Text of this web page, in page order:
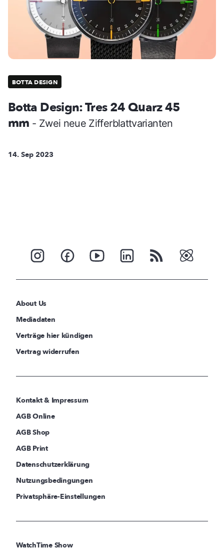
BOTTA DESIGN
Botta Design: Tres 24 Quarz 45
mm - Zwei neue Zifferblattvarianten
14. Sep 2023
About Us
Mediadaten
Verträge hier kündigen
Vertrag widerrufen
Kontakt & Impressum
AGB Online
AGB Shop
AGB Print
Datenschutzerklärung
Nutzungsbedingungen
Privatsphäre-Einstellungen
WatchTime Show